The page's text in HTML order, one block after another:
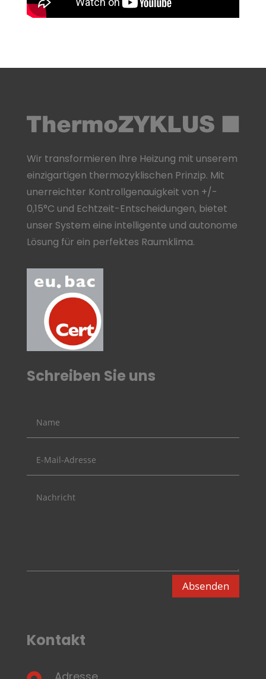
Wir transformieren Ihre Heizung mit unserem
einzigartigen thermozyklischen Prinzip. Mit
unerreichter Kontrollgenauigkeit von +/-
0,15°C und Echtzeit-Entscheidungen, bietet
unser System eine intelligente und autonome
Lösung für ein perfektes Raumklima.
Schreiben Sie uns
Absenden
Kontakt